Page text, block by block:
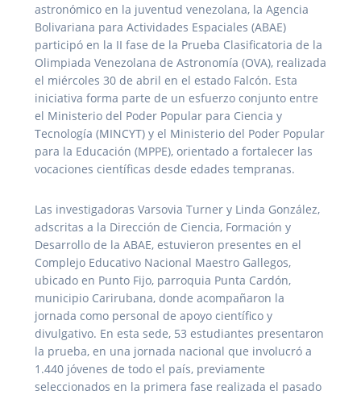
astronómico en la juventud venezolana, la Agencia
Bolivariana para Actividades Espaciales (ABAE)
participó en la II fase de la Prueba Clasificatoria de la
Olimpiada Venezolana de Astronomía (OVA), realizada
el miércoles 30 de abril en el estado Falcón. Esta
iniciativa forma parte de un esfuerzo conjunto entre
el Ministerio del Poder Popular para Ciencia y
Tecnología (MINCYT) y el Ministerio del Poder Popular
para la Educación (MPPE), orientado a fortalecer las
vocaciones científicas desde edades tempranas.
Las investigadoras Varsovia Turner y Linda González,
adscritas a la Dirección de Ciencia, Formación y
Desarrollo de la ABAE, estuvieron presentes en el
Complejo Educativo Nacional Maestro Gallegos,
ubicado en Punto Fijo, parroquia Punta Cardón,
municipio Carirubana, donde acompañaron la
jornada como personal de apoyo científico y
divulgativo. En esta sede, 53 estudiantes presentaron
la prueba, en una jornada nacional que involucró a
1.440 jóvenes de todo el país, previamente
seleccionados en la primera fase realizada el pasado